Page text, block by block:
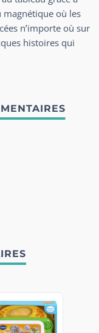
magnétique où les
n’importe où sur
histoires qui